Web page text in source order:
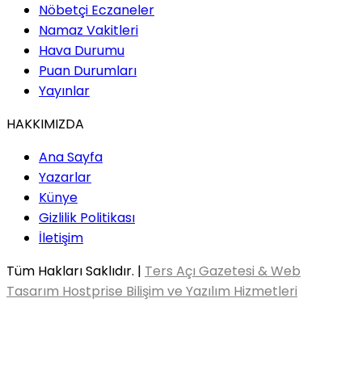
Nöbetçi Eczaneler
Namaz Vakitleri
Hava Durumu
Puan Durumları
Yayınlar
HAKKIMIZDA
Ana Sayfa
Yazarlar
Künye
Gizlilik Politikası
İletişim
Tüm Hakları Saklıdır. | Ters Açı Gazetesi & Web
Tasarım Hostprise Bilişim ve Yazılım Hizmetleri